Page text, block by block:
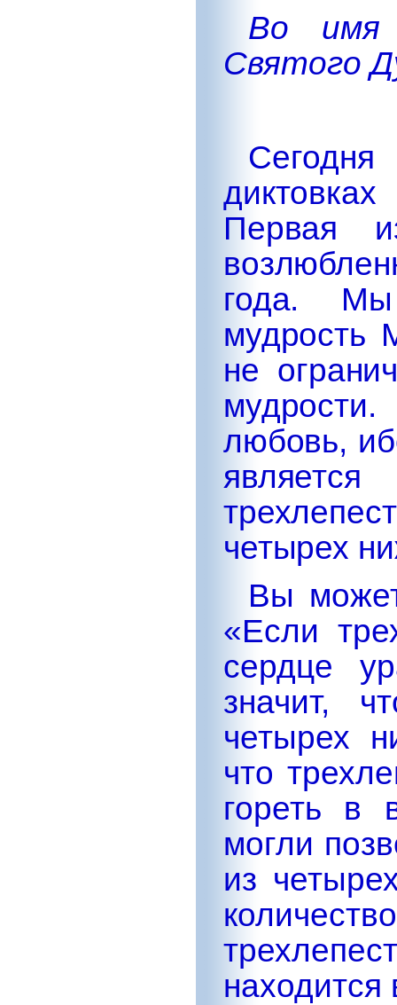
Во
Святого
Первая
года. Мы
мудрость
не
любовь,
четырех
Вы
«Если
сердце
значит,
четырех
что
гореть в
могли
из
находится